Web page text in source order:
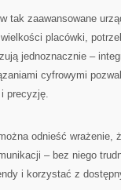
tak zaawansowane
placówki,
jednoznacznie –
cyfrowymi
precyzję.
odnieść wrażenie,
– bez niego
i korzystać z